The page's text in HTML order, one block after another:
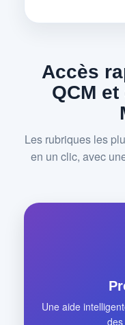
Accès
QCM
Les rubriques les
en un clic, avec
Une aide